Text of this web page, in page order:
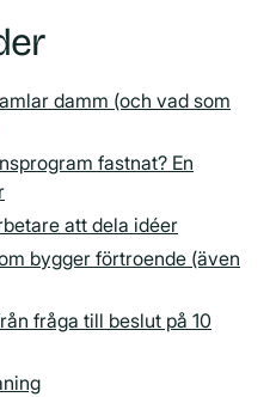
damm (och vad som
fastnat? En
att dela idéer
bygger förtroende (även
fråga till beslut på 10